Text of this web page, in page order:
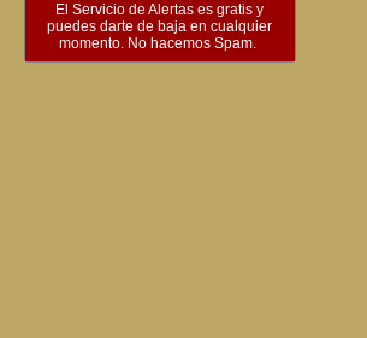
El Servicio de Alertas es gratis y
puedes darte de baja en cualquier
momento. No hacemos Spam.